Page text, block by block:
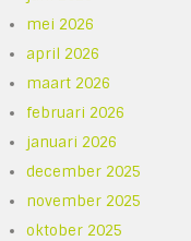
mei 2026
april 2026
maart 2026
februari 2026
januari 2026
december 2025
november 2025
oktober 2025